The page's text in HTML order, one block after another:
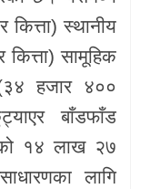
स्थानीय
कित्ता) सामूहिक
हजार ४००
बाँडफाँड
१४ लाख २७
लागि